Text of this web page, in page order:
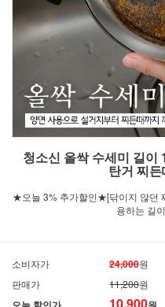
청소신 올싹 수세미 길이
탄거 찌
★오늘 3% 추가할인★[닦이지 않던
용하는 길
소비자가 24,000원
판매가
11,200원